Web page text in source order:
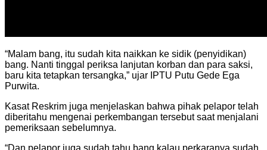
“Malam bang, itu sudah kita naikkan ke sidik (penyidikan)
bang. Nanti tinggal periksa lanjutan korban dan para saksi,
baru kita tetapkan tersangka,” ujar IPTU Putu Gede Ega
Purwita.
Kasat Reskrim juga menjelaskan bahwa pihak pelapor telah
diberitahu mengenai perkembangan tersebut saat menjalani
pemeriksaan sebelumnya.
“Dan pelapor juga sudah tahu bang kalau perkaranya sudah